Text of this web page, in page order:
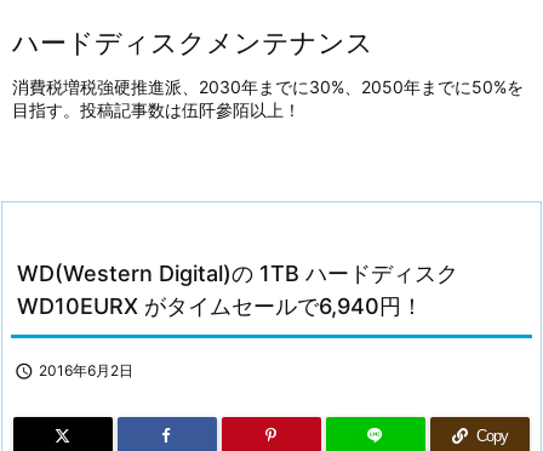
ハードディスクメンテナンス
消費税増税強硬推進派、2030年までに30%、2050年までに50%を
目指す。投稿記事数は伍阡參陌以上！
WD(Western Digital)の 1TB ハードディスク
WD10EURX がタイムセールで6,940円！
 2016年6月2日
Copy